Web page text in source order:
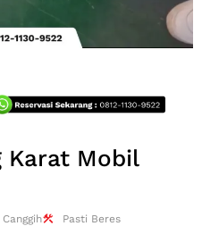
Karat Mobil
Pasti Beres